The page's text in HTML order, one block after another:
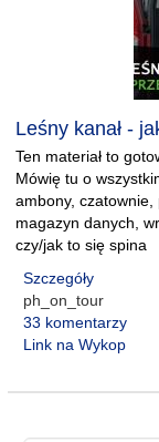
Leśny kanał -
Ten materiał to
Mówię tu o
ambony,
magazyn danych,
czy/jak to się spina
Szczegóły
ph_on_tour
33 komentarzy
Link na Wykop